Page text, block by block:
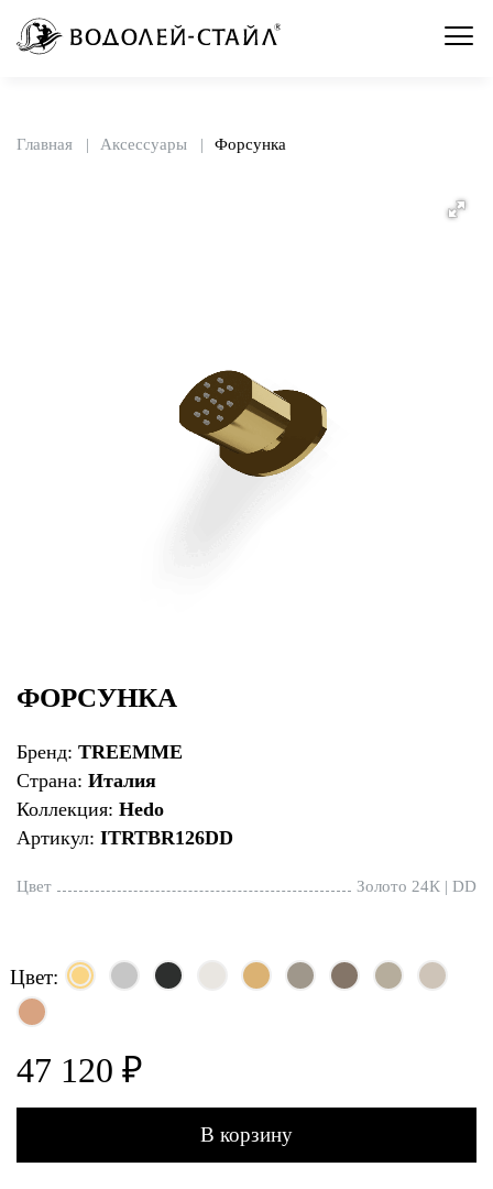
Главная Аксессуары Форсунка
ФОРСУНКА
Бренд: TREEMME
Страна: Италия
Коллекция: Hedo
Артикул: ITRTBR126DD
Цвет Золото 24К | DD
Цвет:
47 120 ₽
В корзину